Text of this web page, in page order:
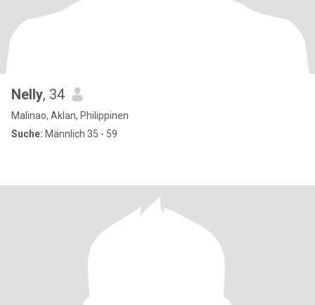
Nelly, 34
Malinao, Aklan, Philippinen
Suche: Männlich 35 - 59